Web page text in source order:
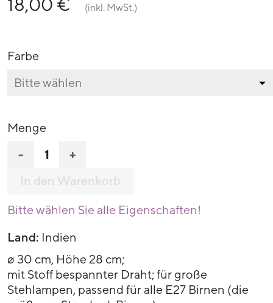
(inkl. MwSt.)
Farbe
Menge
- +
In den Warenkorb
Bitte wählen Sie alle Eigenschaften!
Land: Indien
ø 30 cm, Höhe 28 cm;
mit Stoff bespannter Draht; für große
Stehlampen, passend für alle E27 Birnen (die